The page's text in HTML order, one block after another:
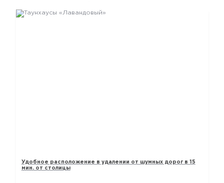
Удобное расположение в удалении от шумных дорог в 15
мин. от столицы